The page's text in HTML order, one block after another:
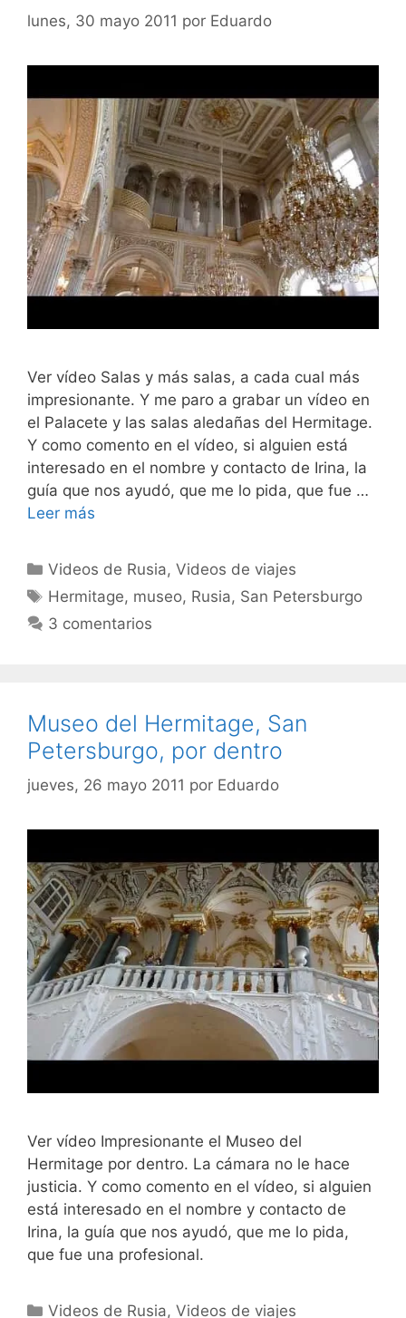
lunes, 30 mayo 2011 por Eduardo
Ver vídeo Salas y más salas, a cada cual más
impresionante. Y me paro a grabar un vídeo en
el Palacete y las salas aledañas del Hermitage.
Y como comento en el vídeo, si alguien está
interesado en el nombre y contacto de Irina, la
guía que nos ayudó, que me lo pida, que fue …
Leer más
Categorías
Videos de Rusia,Videos de viajes
Etiquetas
Hermitage, museo, Rusia, San Petersburgo
3 comentarios
Museo del Hermitage, San
Petersburgo, por dentro
jueves, 26 mayo 2011 por Eduardo
Ver vídeo Impresionante el Museo del
Hermitage por dentro. La cámara no le hace
justicia. Y como comento en el vídeo, si alguien
está interesado en el nombre y contacto de
Irina, la guía que nos ayudó, que me lo pida,
que fue una profesional.
Categorías
Videos de Rusia,Videos de viajes